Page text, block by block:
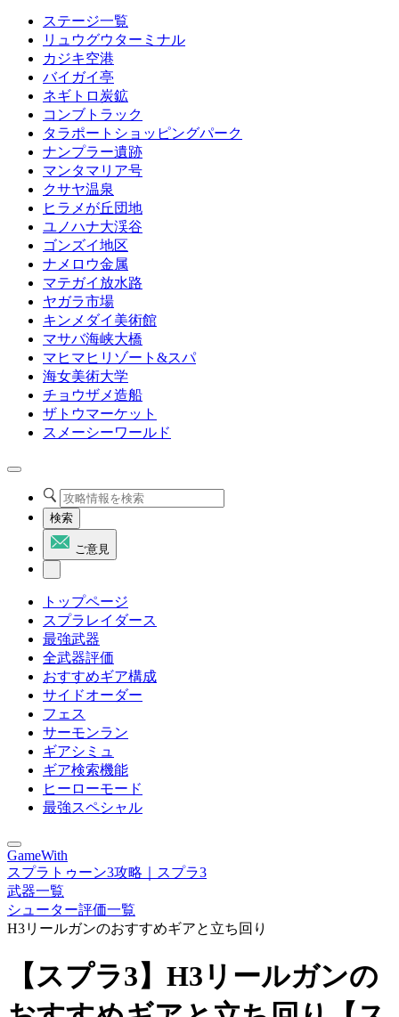
ステージ一覧
リュウグウターミナル
カジキ空港
バイガイ亭
ネギトロ炭鉱
コンブトラック
タラポートショッピングパーク
ナンプラー遺跡
マンタマリア号
クサヤ温泉
ヒラメが丘団地
ユノハナ大渓谷
ゴンズイ地区
ナメロウ金属
マテガイ放水路
ヤガラ市場
キンメダイ美術館
マサバ海峡大橋
マヒマヒリゾート&スパ
海女美術大学
チョウザメ造船
ザトウマーケット
スメーシーワールド
検索
ご意見
トップページ
スプラレイダース
最強武器
全武器評価
おすすめギア構成
サイドオーダー
フェス
サーモンラン
ギアシミュ
ギア検索機能
ヒーローモード
最強スペシャル
GameWith
スプラトゥーン3攻略｜スプラ3
武器一覧
シューター評価一覧
H3リールガンのおすすめギアと立ち回り
【スプラ3】H3リールガンの